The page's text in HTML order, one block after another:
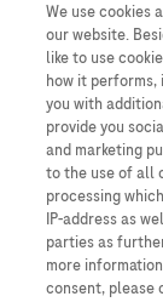
informasjon som
Vennligst vær
informasjon som
prosess,
Roche har ikke
vil fjerne
Vi har ikke ansvar
Kopiering av
tillatt uten avtale.
innhold er merket.
Dette nettstedet
We use cookies
our website.
like to use
how it
you with
provide you
and marketing
to the use of all
processing
IP-address as
parties as
more
consent, please